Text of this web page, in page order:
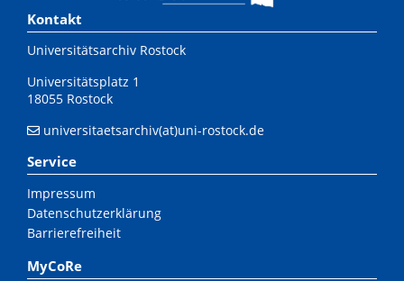
Kontakt
Universitätsarchiv Rostock
Universitätsplatz 1
18055 Rostock
universitaetsarchiv(at)uni-rostock.de
Service
Impressum
Datenschutzerklärung
Barrierefreiheit
MyCoRe